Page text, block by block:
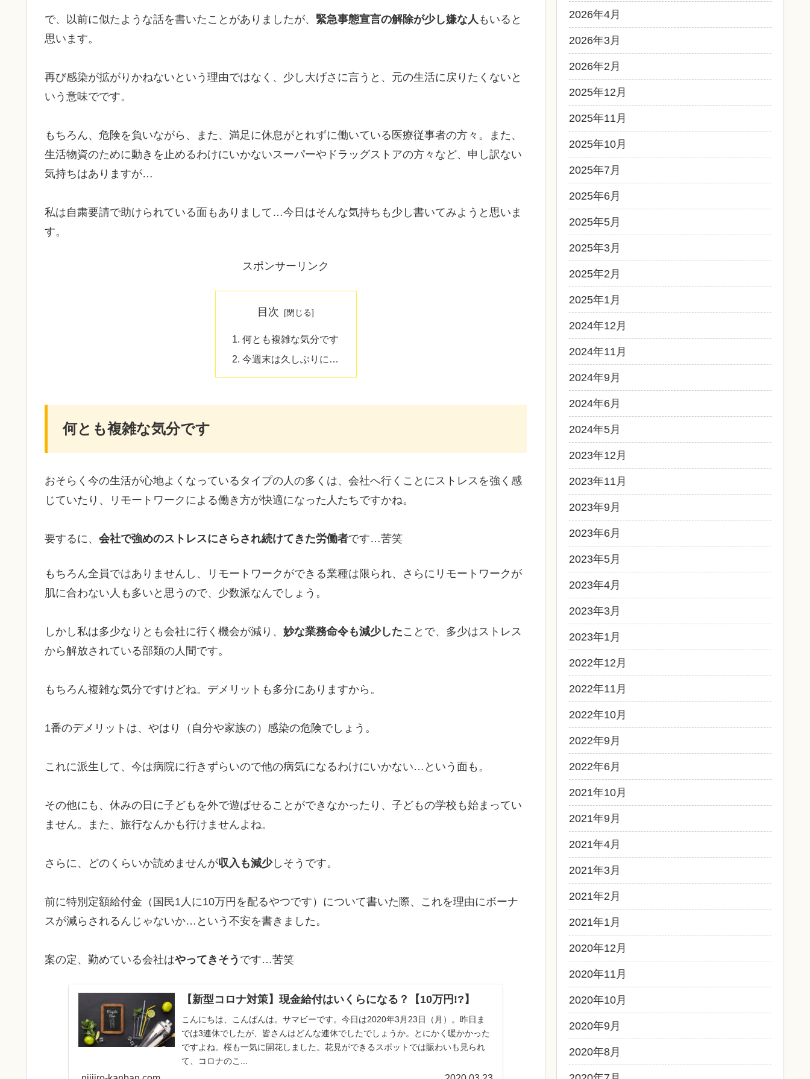
で、以前に似たような話を書いたことがありましたが、 緊急事態宣言の解除が少し嫌な人 もいると
思います。
再び感染が拡がりかねないという理由ではなく、少し大げさに言うと、元の生活に戻りたくないと
いう意味でです。
もちろん、危険を負いながら、また、満足に休息がとれずに働いている医療従事者の方々。また、
生活物資のために動きを止めるわけにいかないスーパーやドラッグストアの方々など、申し訳ない
気持ちはありますが…
私は自粛要請で助けられている面もありまして…今日はそんな気持ちも少し書いてみようと思いま
す。
スポンサーリンク
目次
何とも複雑な気分です
今週末は久しぶりに…
何とも複雑な気分です
おそらく今の生活が心地よくなっているタイプの人の多くは、会社へ行くことにストレスを強く感
じていたり、リモートワークによる働き方が快適になった人たちですかね。
要するに、 会社で強めのストレスにさらされ続けてきた労働者です…苦笑
もちろん全員ではありませんし、リモートワークができる業種は限られ、さらにリモートワークが
肌に合わない人も多いと思うので、少数派なんでしょう。
しかし私は多少なりとも会社に行く機会が減り、 妙な業務命令も減少したことで、多少はストレス
から解放されている部類の人間です。
もちろん複雑な気分ですけどね。デメリットも多分にありますから。
1番のデメリットは、やはり（自分や家族の）感染の危険でしょう。
これに派生して、今は病院に行きずらいので他の病気になるわけにいかない…という面も。
その他にも、休みの日に子どもを外で遊ばせることができなかったり、子どもの学校も始まってい
ません。また、旅行なんかも行けませんよね。
さらに、どのくらいか読めませんが収入も減少しそうです。
前に特別定額給付金（国民1人に10万円を配るやつです）について書いた際、これを理由にボーナ
スが減らされるんじゃないか…という不安を書きました。
案の定、勤めている会社はやってきそう です…苦笑
【新型コロナ対策】現金給付はいくらになる？【10万円!?】
こんにちは、こんばんは。サマビーです。今日は2020年3月23日（月）。昨日ま
では3連休でしたが、皆さんはどんな連休でしたでしょうか。とにかく暖かかった
ですよね。桜も一気に開花しました。花見ができるスポットでは賑わいも見られ
て、コロナのこ...
2026年4月
2026年3月
2026年2月
2025年12月
2025年11月
2025年10月
2025年7月
2025年6月
2025年5月
2025年3月
2025年2月
2025年1月
2024年12月
2024年11月
2024年9月
2024年6月
2024年5月
2023年12月
2023年11月
2023年9月
2023年6月
2023年5月
2023年4月
2023年3月
2023年1月
2022年12月
2022年11月
2022年10月
2022年9月
2022年6月
2021年10月
2021年9月
2021年4月
2021年3月
2021年2月
2021年1月
2020年12月
2020年11月
2020年10月
2020年9月
2020年8月